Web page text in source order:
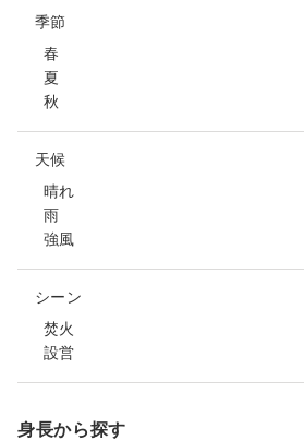
季節
春
夏
秋
天候
晴れ
雨
強風
シーン
焚火
設営
身長から探す